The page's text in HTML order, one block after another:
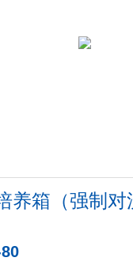
养箱（强制对